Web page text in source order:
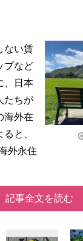
ない賃
プなど
、日本
たちが
海外在
と、
外永住
記事全文を読む